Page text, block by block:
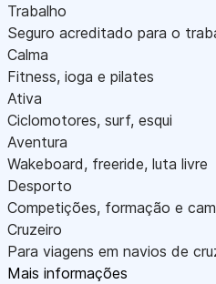
Trabalho
Seguro acreditado para o
Calma
Fitness, ioga e pilates
Ativa
Ciclomotores, surf, esqui
Aventura
Wakeboard, freeride, luta livre
Desporto
Competições, formação e
Cruzeiro
Para viagens em navios de
Mais informações